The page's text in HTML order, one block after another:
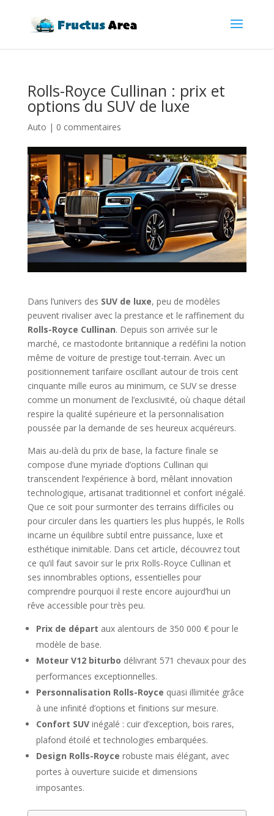
Rolls-Royce Cullinan : prix et
options du SUV de luxe
Auto | 0 commentaires
Dans l’univers des SUV de luxe, peu de modèles
peuvent rivaliser avec la prestance et le raffinement du
Rolls-Royce Cullinan. Depuis son arrivée sur le
marché, ce mastodonte britannique a redéfini la notion
même de voiture de prestige tout-terrain. Avec un
positionnement tarifaire oscillant autour de trois cent
cinquante mille euros au minimum, ce SUV se dresse
comme un monument de l’exclusivité, où chaque détail
respire la qualité supérieure et la personnalisation
poussée par la demande de ses heureux acquéreurs.
Mais au-delà du prix de base, la facture finale se
compose d’une myriade d’options Cullinan qui
transcendent l’expérience à bord, mêlant innovation
technologique, artisanat traditionnel et confort inégalé.
Que ce soit pour surmonter des terrains difficiles ou
pour circuler dans les quartiers les plus huppés, le Rolls
incarne un équilibre subtil entre puissance, luxe et
esthétique inimitable. Dans cet article, découvrez tout
ce qu’il faut savoir sur le prix Rolls-Royce Cullinan et
ses innombrables options, essentielles pour
comprendre pourquoi il reste encore aujourd’hui un
rêve accessible pour très peu.
Prix de départ aux alentours de 350 000 € pour le
modèle de base.
Moteur V12 biturbo délivrant 571 chevaux pour des
performances exceptionnelles.
Personnalisation Rolls-Royce quasi illimitée grâce
à une infinité d’options et finitions sur mesure.
Confort SUVinégalé : cuir d’exception, bois rares,
plafond étoilé et technologies embarquées.
Design Rolls-Royce robuste mais élégant, avec
portes à ouverture suicide et dimensions
imposantes.